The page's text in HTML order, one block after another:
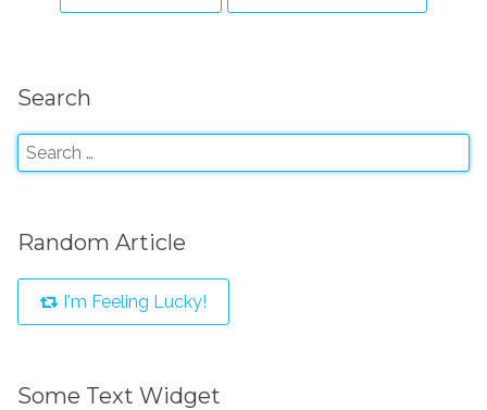
Search
Random Article
I'm Feeling Lucky!
Some Text Widget